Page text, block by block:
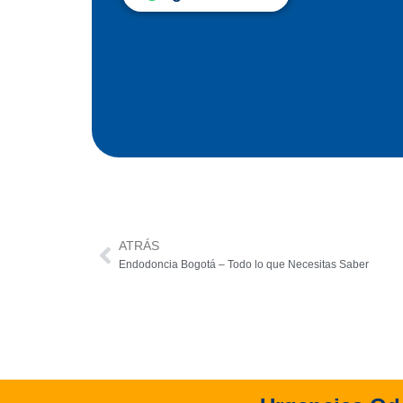
Prev
ATRÁS
Endodoncia Bogotá – Todo lo que Necesitas Saber